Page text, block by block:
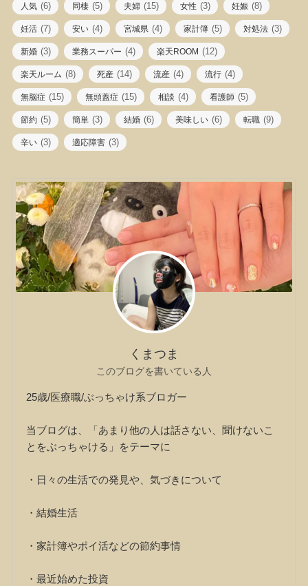
人気 (6) 同棲 (5) 夫婦 (15) 女性 (3) 妊娠 (8)
妊活 (7) 安い (4) 宮城県 (4) 家計簿 (5) 対処法 (3)
新婚 (3) 業務スーパー (4) 楽天ROOM (12)
楽天ルーム (8) 死産 (14) 流産 (4) 流行 (4)
無脳症 (15) 無頭蓋症 (15) 相談 (4) 看護師 (5)
節約 (5) 簡単 (3) 結婚 (6) 美味しい (6) 転職 (9)
辛い (3) 適応障害 (3)
くまつま
このブログを書いている人
25歳/医療職/ぶっちゃけ系ブロガー
当ブログは、「あまり他の人は話さない、聞けないこ
とをぶっちゃける」をテーマに
・日々の生活での発見や、気づきについて
・結婚生活
・家計簿やポイ活などの節約事情
・最近始めた投資